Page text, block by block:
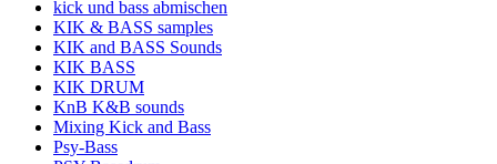
kick und bass abmischen
KIK & BASS samples
KIK and BASS Sounds
KIK BASS
KIK DRUM
KnB K&B sounds
Mixing Kick and Bass
Psy-Bass